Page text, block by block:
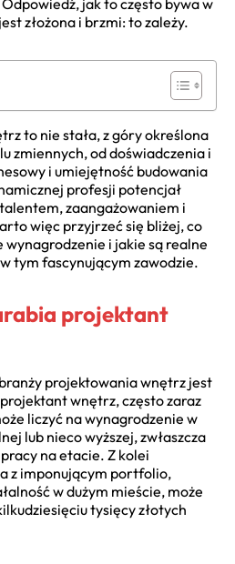
jak to często bywa w
złożona i brzmi: to zależy.
to nie stała, z góry określona
zmiennych, od doświadczenia i
i umiejętność budowania
profesji potencjał
zaangażowaniem i
więc przyjrzeć się bliżej, co
wynagrodzenie i jakie są realne
tym fascynującym zawodzie.
projektant
projektowania wnętrz jest
wnętrz, często zaraz
liczyć na wynagrodzenie w
lub nieco wyższej, zwłaszcza
na etacie. Z kolei
z imponującym portfolio,
w dużym mieście, może
tysięcy złotych